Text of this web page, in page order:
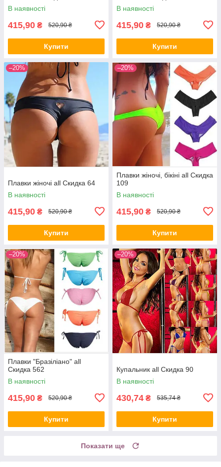
В наявності
415,90 ₴ 520,90 ₴
Купити
В наявності
415,90 ₴ 520,90 ₴
Купити
–20%
Плавки жіночі all Скидка 64
В наявності
415,90 ₴ 520,90 ₴
Купити
–20%
Плавки жіночі, бікіні all Скидка
109
В наявності
415,90 ₴ 520,90 ₴
Купити
–20%
Плавки "Бразіліано" all
Скидка 562
В наявності
415,90 ₴ 520,90 ₴
Купити
–20%
Купальник all Скидка 90
В наявності
430,74 ₴ 535,74 ₴
Купити
Показати ще